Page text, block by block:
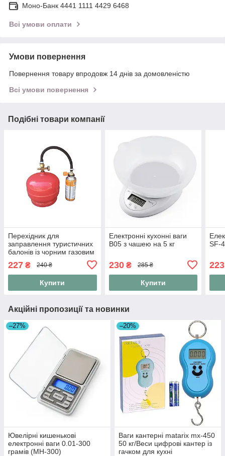
Моно-Банк 4441 1111 4429 6468
Всі умови оплати
Умови повернення
Повернення товару впродовж 14 днів за домовленістю
Всі умови повернення
Подібні товари компанії
Перехідник для
заправлення туристичних
балонів із чорним газовим
шлангом 40 см, Адаптер
для цангових балонів
227 ₴ 240 ₴
Купити
Електронні кухонні ваги
B05 з чашею на 5 кг
230₴ 285 ₴
Купити
SF-
223
Акційні пропозиції та новинки
–27%
Ювелірні кишенькові
електронні ваги 0.01-300
грамів (MH-300)
–20%
Ваги кантерні matarix mx-450
50 кг/Веси цифрові кантер із
гачком для кухні